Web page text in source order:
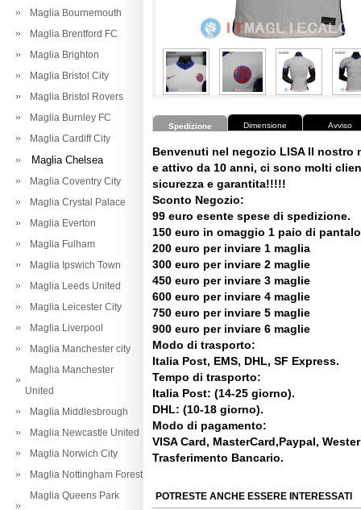
Maglia Bournemouth
Maglia Brentford FC
Maglia Brighton
Maglia Bristol City
Maglia Bristol Rovers
Maglia Burnley FC
Maglia Cardiff City
Maglia Chelsea
Maglia Coventry City
Maglia Crystal Palace
Maglia Everton
Maglia Fulham
Maglia Ipswich Town
Maglia Leeds United
Maglia Leicester City
Maglia Liverpool
Maglia Manchester city
Maglia Manchester
United
Maglia Middlesbrough
Maglia Newcastle United
Maglia Norwich City
Maglia Nottingham Forest
Maglia Queens Park
Spedizione Dimensione Avviso
Benvenuti nel negozio LISA Il nostro
e attivo da 10 anni, ci sono molti
sicurezza e garantita!!!!!
Sconto Negozio:
99 euro esente spese di spedizione.
150 euro in omaggio 1 paio di
200 euro per inviare 1 maglia
300 euro per inviare 2 maglie
450 euro per inviare 3 maglie
600 euro per inviare 4 maglie
750 euro per inviare 5 maglie
900 euro per inviare 6 maglie
Modo di trasporto:
Italia Post, EMS, DHL, SF Express.
Tempo di trasporto:
Italia Post: (14-25 giorno).
DHL: (10-18 giorno).
Modo di pagamento:
VISA Card, MasterCard,Paypal,
Trasferimento Bancario.
POTRESTE ANCHE ESSERE INTERESSATI